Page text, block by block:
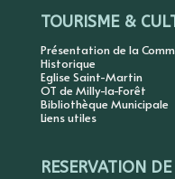
TOURISME &
Présentation de la
Historique
Eglise Saint-Martin
OT de Milly-la-Forêt
Bibliothèque Municipale
Liens utiles
RESERVATION